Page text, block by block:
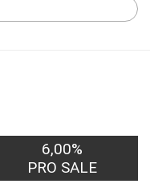
6,00%
PRO SALE